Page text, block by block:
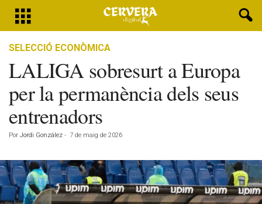
SELECCIÓ ECONÒMICA
LALIGA sobresurt a Europa
per la permanència dels seus
entrenadors
Por Jordi González - 7 de maig de 2026